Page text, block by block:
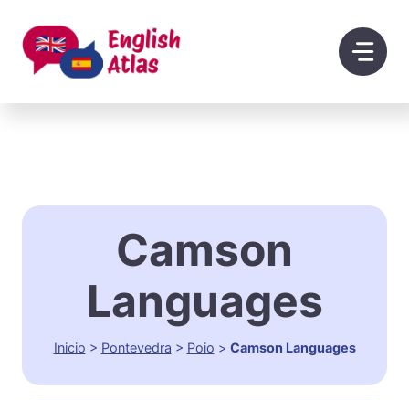
contenido
Camson
Languages
Inicio > Pontevedra > Poio > Camson Languages